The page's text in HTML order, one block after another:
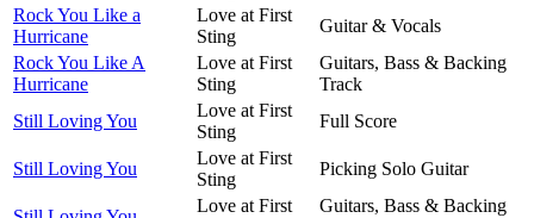
Rock You Like a
Hurricane
Love at First
Sting
Guitar & Vocals
Rock You Like A
Hurricane
Love at First
Sting
Guitars, Bass & Backing
Track
Still Loving You
Love at First
Sting
Full Score
Still Loving You
Love at First
Sting
Picking Solo Guitar
Love at First
Guitars, Bass & Backing